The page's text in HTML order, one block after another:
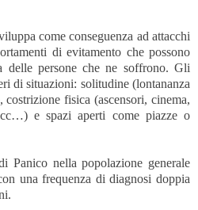
come conseguenza ad attacchi
di evitamento che possono
persone che ne soffrono. Gli
di situazioni: solitudine (lontananza
fisica (ascensori, cinema,
e spazi aperti come piazze o
Panico nella popolazione generale
una frequenza di diagnosi doppia